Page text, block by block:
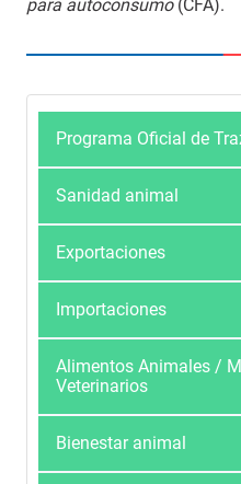
para autoconsumo(CFA).
Programa Oficial de
Sanidad animal
Exportaciones
Importaciones
Alimentos Animales /
Veterinarios
Bienestar animal